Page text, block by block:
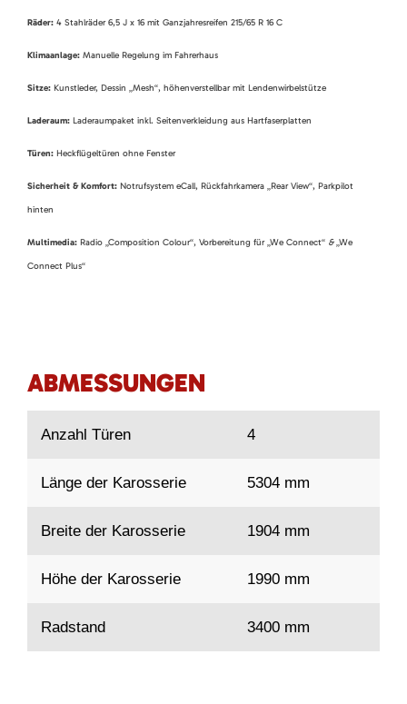
Räder: 4 Stahlräder 6,5 J x 16 mit Ganzjahresreifen 215/65 R 16 C
Klimaanlage: Manuelle Regelung im Fahrerhaus
Sitze: Kunstleder, Dessin „Mesh“, höhenverstellbar mit Lendenwirbelstütze
Laderaum: Laderaumpaket inkl. Seitenverkleidung aus Hartfaserplatten
Türen: Heckflügeltüren ohne Fenster
Sicherheit & Komfort: Notrufsystem eCall, Rückfahrkamera „Rear View“, Parkpilot
hinten
Multimedia: Radio „Composition Colour“, Vorbereitung für „We Connect“ &„We
Connect Plus“
ABMESSUNGEN
Anzahl Türen 4
Länge der Karosserie 5304 mm
Breite der Karosserie 1904 mm
Höhe der Karosserie 1990 mm
Radstand 3400 mm